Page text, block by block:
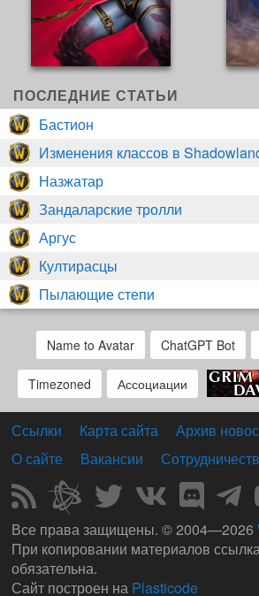
ПОСЛЕДНИЕ СТАТЬИ
Бастион
Изменения классов в
Назжатар
Зандаларские тролли
Аргус
Култирасцы
Пылающие степи
Name to Avatar ChatGPT Bot
Timezoned Ассоциации
Ссылки Карта сайта Архив
О сайте
Вакансии
Все права защищены. © 2004—2026
При копировании материалов
обязательна.
Сайт построен на Plasticode